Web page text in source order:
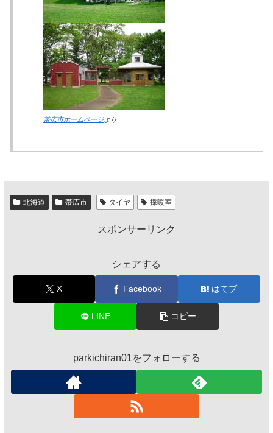
帯広市ホームページより
北海道 帯広市 タイヤ 採暖室
スポンサーリンク
シェアする
X Facebook はてブ
LINE コピー
parkichiran01をフォローする